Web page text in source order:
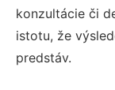
konzultácie či
istotu, že
predstáv.